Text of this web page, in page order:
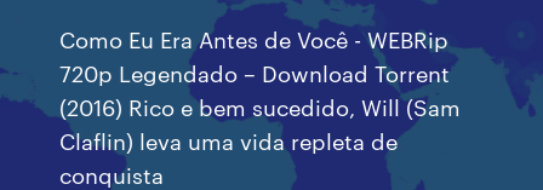
Como Eu Era Antes de Você - WEBRip
720p Legendado – Download Torrent
(2016) Rico e bem sucedido, Will (Sam
Claflin) leva uma vida repleta de
conquista